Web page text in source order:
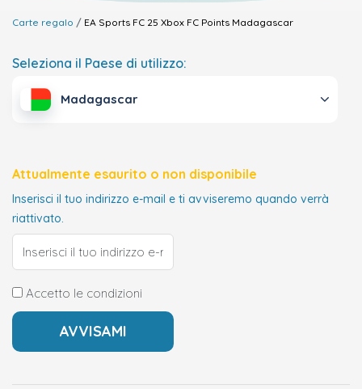
Carte regalo EA Sports FC 25 Xbox FC Points Madagascar
Seleziona il Paese di utilizzo:
Madagascar
Attualmente esaurito o non disponibile
Inserisci il tuo indirizzo e-mail e ti avviseremo quando verrà
riattivato.
Accetto le condizioni